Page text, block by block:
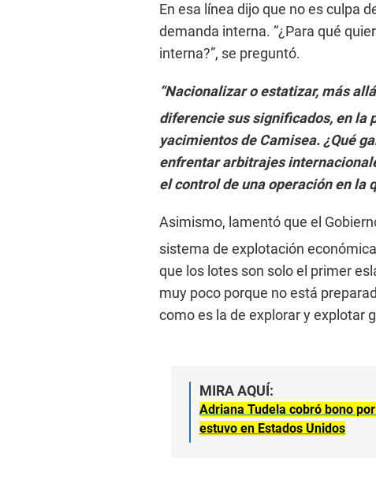
En esa línea dijo que no es culpa
demanda interna. “¿Para qué
interna?”, se preguntó.
“Nacionalizar o estatizar, más
diferencie sus significados, en la
yacimientos de Camisea. ¿Qué
enfrentar arbitrajes
el control de una operación en la
Asimismo, lamentó que el
sistema de explotación
que los lotes son solo el primer
muy poco porque no está
como es la de explorar y explotar
MIRA AQUÍ:
Adriana Tudela cobró bono
estuvo en Estados Unidos